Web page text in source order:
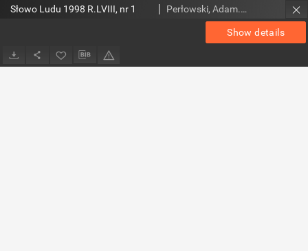
Show details
Słowo Ludu 1998 R.LVIII, nr 1 Perłowski, Adam. Red.